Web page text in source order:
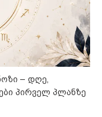
– დღე,
პირველ პლანზე